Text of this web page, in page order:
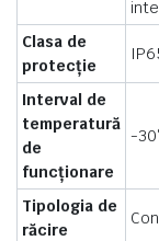
Clasa de
protecție
Interval de
temperatură
de
funcționare
-
Tipologia de
răcire